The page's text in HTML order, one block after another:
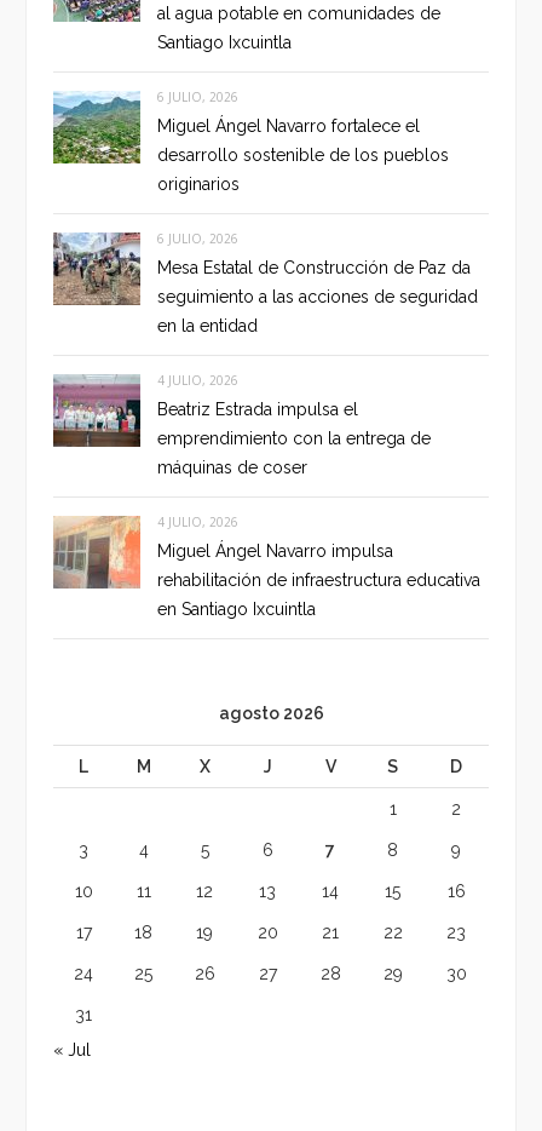
al agua potable en comunidades de
Santiago Ixcuintla
6 JULIO, 2026
Miguel Ángel Navarro fortalece el
desarrollo sostenible de los pueblos
originarios
6 JULIO, 2026
Mesa Estatal de Construcción de Paz da
seguimiento a las acciones de seguridad
en la entidad
4 JULIO, 2026
Beatriz Estrada impulsa el
emprendimiento con la entrega de
máquinas de coser
4 JULIO, 2026
Miguel Ángel Navarro impulsa
rehabilitación de infraestructura educativa
en Santiago Ixcuintla
agosto 2026
L M X J V S D
1 2
3 4 5 6 7 8 9
10 11 12 13 14 15 16
17 18 19 20 21 22 23
24 25 26 27 28 29 30
31
« Jul